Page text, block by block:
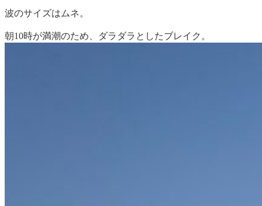
波のサイズはムネ。
朝10時が満潮のため、ダラダラとしたブレイク。